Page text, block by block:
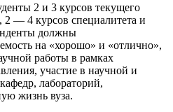
2 и 3 курсов текущего
2 ― 4 курсов специалитета и
должны
на «хорошо» и «отлично»,
работы в рамках
участие в научной и
лабораторий,
жизнь вуза.